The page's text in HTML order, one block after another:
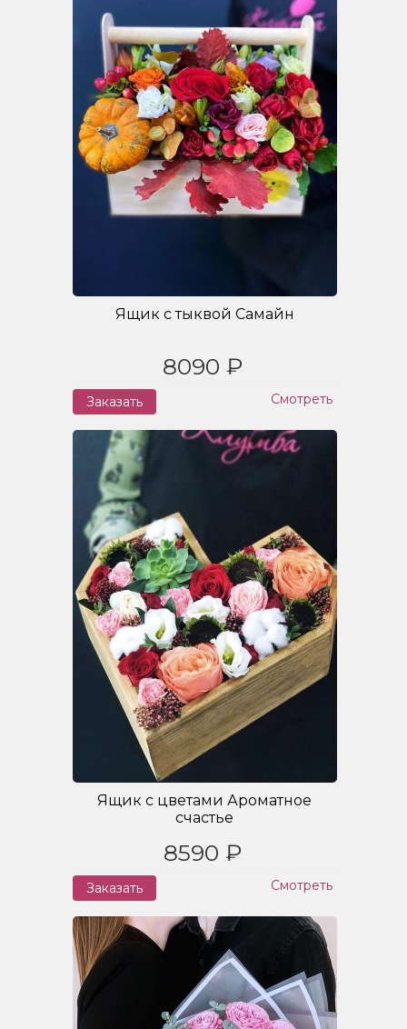
Ящик с тыквой Самайн
8090 ₽
Заказать Смотреть
Ящик с цветами Ароматное
счастье
8590 ₽
Заказать Смотреть